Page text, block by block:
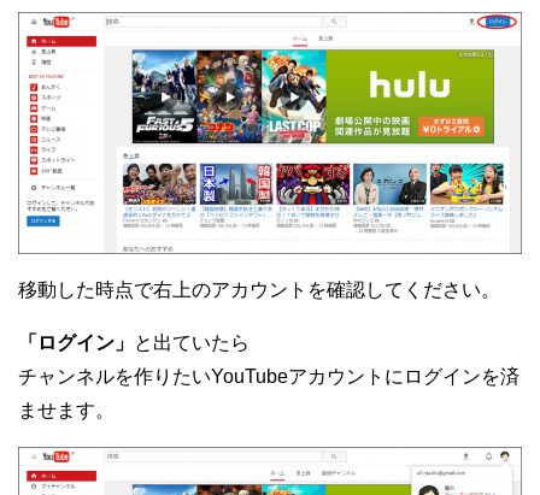
移動した時点で右上のアカウントを確認してください。
「ログイン」 と出ていたら
チャンネルを作りたいYouTubeアカウントにログインを済
ませます。